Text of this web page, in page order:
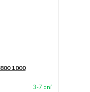
1000
3-7 dní